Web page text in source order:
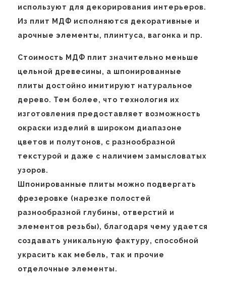
используют для декорирования интерьеров.
Из плит МДФ исполняются декоративные и
арочные элементы, плинтуса, вагонка и пр.
Стоимость МДФ плит значительно меньше
цельной древесины, а шпонированные
плиты достойно имитируют натуральное
дерево. Тем более, что технология их
изготовления предоставляет возможность
окраски изделий в широком диапазоне
цветов и полутонов, с разнообразной
текстурой и даже с наличием замысловатых
узоров.
Шпонированные плиты можно подвергать
фрезеровке (нарезке полостей
разнообразной глубины, отверстий и
элементов резьбы), благодаря чему удается
создавать уникальную фактуру, способной
украсить как мебель, так и прочие
отделочные элементы.